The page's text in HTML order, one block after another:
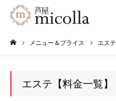
メニュー＆プライス エステ
エステ【料金一覧】